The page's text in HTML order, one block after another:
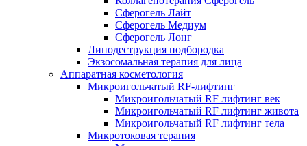
Сферогель Лайт
Сферогель Медиум
Сферогель Лонг
Липодеструкция подбородка
Экзосомальная терапия для лица
Аппаратная косметология
Микроигольчатый RF-лифтинг
Микроигольчатый RF лифтинг век
Микроигольчатый RF лифтинг живота
Микроигольчатый RF лифтинг тела
Микротоковая терапия